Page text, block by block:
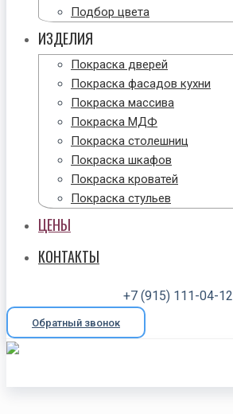
Подбор цвета
ИЗДЕЛИЯ
Покраска дверей
Покраска фасадов кухни
Покраска массива
Покраска МДФ
Покраска столешниц
Покраска шкафов
Покраска кроватей
Покраска стульев
ЦЕНЫ
КОНТАКТЫ
+7 (915) 111-04-12
Обратный звонок